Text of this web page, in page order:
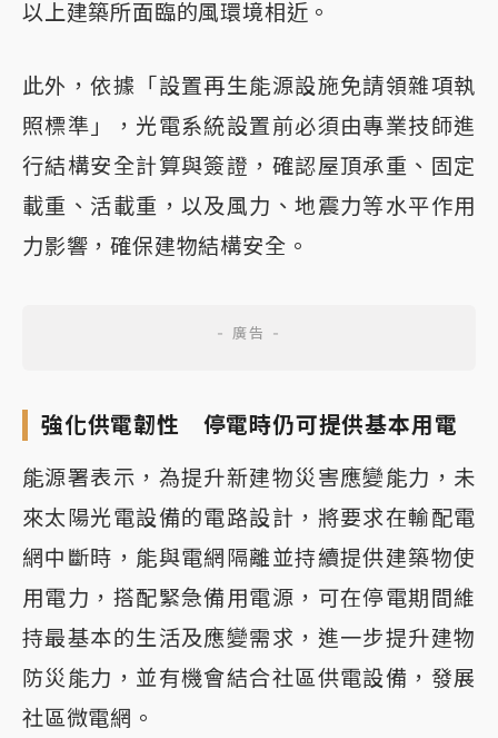
以上建築所面臨的風環境相近。
此外，依據「設置再生能源設施免請領雜項執
照標準」，光電系統設置前必須由專業技師進
行結構安全計算與簽證，確認屋頂承重、固定
載重、活載重，以及風力、地震力等水平作用
力影響，確保建物結構安全。
強化供電韌性 停電時仍可提供基本用電
能源署表示，為提升新建物災害應變能力，未
來太陽光電設備的電路設計，將要求在輸配電
網中斷時，能與電網隔離並持續提供建築物使
用電力，搭配緊急備用電源，可在停電期間維
持最基本的生活及應變需求，進一步提升建物
防災能力，並有機會結合社區供電設備，發展
社區微電網。